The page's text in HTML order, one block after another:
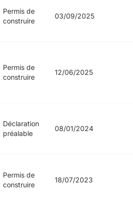
Permis de
construire
03/09/2025
Permis de
construire
12/06/2025
Déclaration
préalable
08/01/2024
Permis de
construire
18/07/2023